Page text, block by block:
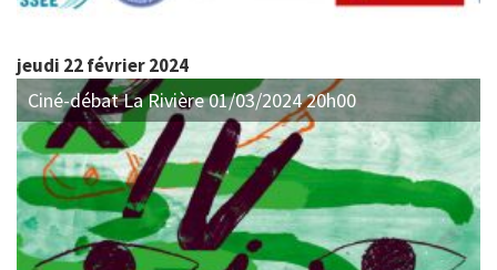
jeudi 22 février 2024
Ciné-débat La Rivière 01/03/2024 20h00